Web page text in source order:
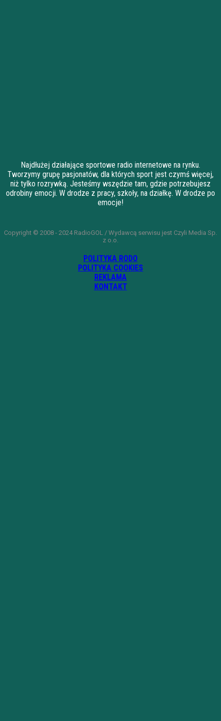
Najdłużej działające sportowe radio internetowe na rynku.
Tworzymy grupę pasjonatów, dla których sport jest czymś więcej,
niż tylko rozrywką. Jesteśmy wszędzie tam, gdzie potrzebujesz
odrobiny emocji. W drodze z pracy, szkoły, na działkę. W drodze po
emocje!
Copyright © 2008 - 2024 RadioGOL / Wydawcą serwisu jest Czyli Media Sp.
z o.o.
POLITYKA RODO
POLITYKA COOKIES
REKLAMA
KONTAKT